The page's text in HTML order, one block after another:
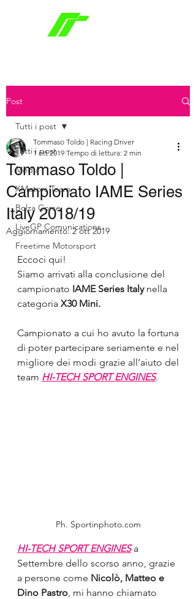
Post
Tutti i post
Media
XMotors Team
Bolza Corse
LiveGP Comunications
Freetime Motorsport
Tutti i post
Tommaso Toldo |
Campionato IAME Series
Italy 2018/19
Tommaso Toldo | Racing Driver
1 ott 2019 Tempo di lettura: 2 min
Aggiornamento:2 ott 2019
Eccoci qui!
Siamo arrivati alla conclusione del
campionato IAME Series Italy nella
categoria X30 Mini.
Campionato a cui ho avuto la fortuna
di poter partecipare seriamente e nel
migliore dei modi grazie all’aiuto del
team HI-TECH SPORT ENGINES.
Ph. Sportinphoto.com
HI-TECH SPORT ENGINES a
Settembre dello scorso anno, grazie
a persone come Nicolò, Matteo e
Dino Pastro , mi hanno chiamato